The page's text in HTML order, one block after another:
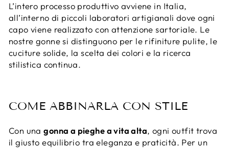
L’intero processo produttivo avviene in Italia,
all’interno di piccoli laboratori artigianali dove ogni
capo viene realizzato con attenzione sartoriale. Le
nostre gonne si distinguono per le rifiniture pulite, le
cuciture solide, la scelta dei colori e la ricerca
stilistica continua.
COME ABBINARLA CON STILE
Con unagonna a pieghe a vita alta, ogni outfit trova
il giusto equilibrio tra eleganza e praticità. Per un